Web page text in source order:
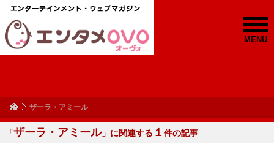
MENU
ザーラ・アミール
「ザーラ・アミール」に関連する １ 件の記事